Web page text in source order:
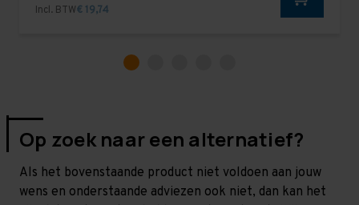
Incl. BTW€ 19,74
Op zoek naar een alternatief?
Als het bovenstaande product niet voldoen aan jouw
wens en onderstaande adviezen ook niet, dan kan het